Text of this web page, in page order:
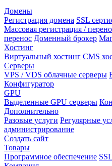
Домены
Регистрация домена SSL
Массовая регистрация /
перенос Доменный брокер
Хостинг
Виртуальный хостинг CMS
Серверы
VPS / VDS облачные серверы
Конфигуратор
GPU
Выделенные GPU серверы
Дополнительно
Разовые услуги Регулярные
администрирование
Создать сайт
Товары
Программное обеспечение